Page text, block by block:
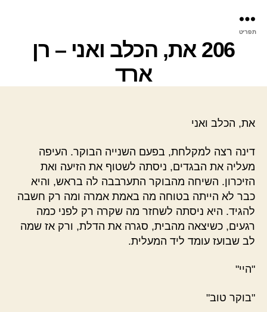
תפריט
206 את, הכלב ואני – רן
ארד
את, הכלב ואני
דינה רצה למקלחת, בפעם השנייה הבוקר. העיפה
מעליה את הבגדים, ניסתה לשטוף את הזיעה ואת
הזיכרון. השיחה מהבוקר התערבבה לה בראש, והיא
כבר לא הייתה בטוחה מה באמת אמרה ומה רק חשבה
להגיד. היא ניסתה לשחזר מה שקרה רק לפני כמה
רגעים, כשיצאה מהבית, סגרה את הדלת, ורק אז שמה
לב שבועז עומד ליד המעלית.
"היי"
"בוקר טוב"